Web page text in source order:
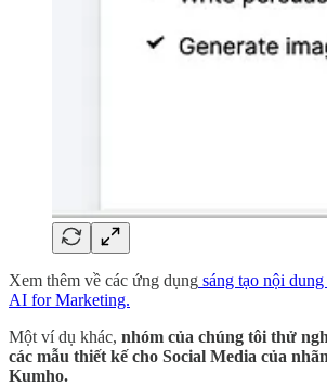
Xem thêm về các ứng dụng sáng tạo nội
AI for Marketing.
Một ví dụ khác, nhóm của chúng tôi thử
các mẫu thiết kế cho Social Media của
Kumho.